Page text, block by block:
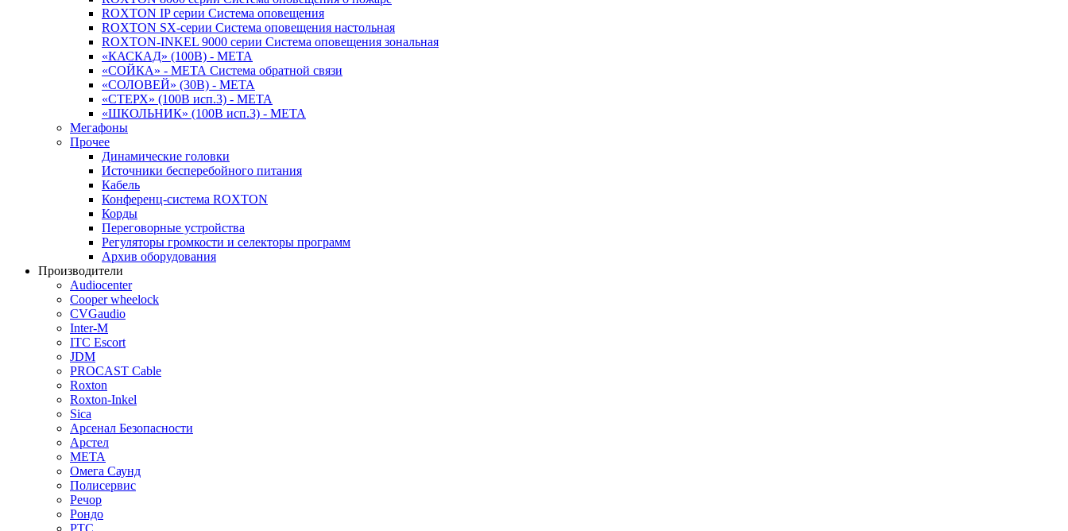
ROXTON IP серии Система оповещения
ROXTON SX-серии Система оповещения настольная
ROXTON-INKEL 9000 серии Система оповещения зональная
«КАСКАД» (100В) - МЕТА
«СОЙКА» - МЕТА Система обратной связи
«СОЛОВЕЙ» (30В) - МЕТА
«СТЕРХ» (100В исп.3) - МЕТА
«ШКОЛЬНИК» (100В исп.3) - МЕТА
Мегафоны
Прочее
Динамические головки
Источники бесперебойного питания
Кабель
Конференц-система ROXTON
Корды
Переговорные устройства
Регуляторы громкости и селекторы программ
Архив оборудования
Производители
Audiocenter
Cooper wheelock
CVGaudio
Inter-M
ITC Escort
JDM
PROCAST Cable
Roxton
Roxton-Inkel
Sica
Арсенал Безопасности
Арстел
МЕТА
Омега Саунд
Полисервис
Речор
Рондо
РТС